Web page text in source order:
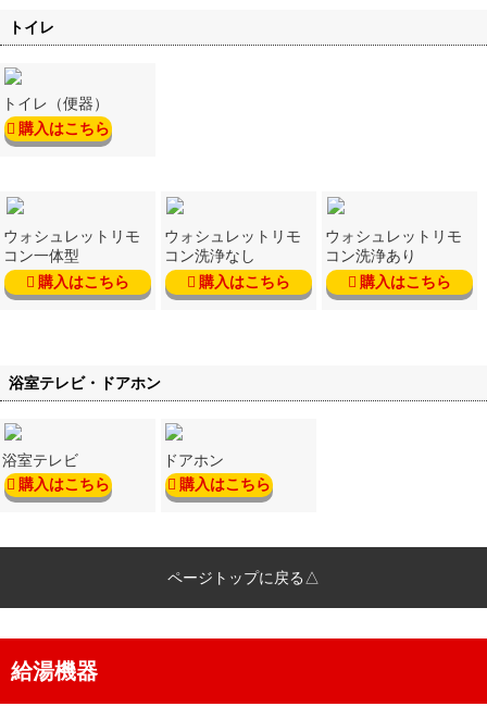
トイレ
トイレ（便器）
購入はこちら
ウォシュレットリモ
コン一体型
購入はこちら
ウォシュレットリモ
コン洗浄なし
購入はこちら
ウォシュレットリモ
コン洗浄あり
購入はこちら
浴室テレビ・ドアホン
浴室テレビ
購入はこちら
ドアホン
購入はこちら
ページトップに戻る△
給湯機器